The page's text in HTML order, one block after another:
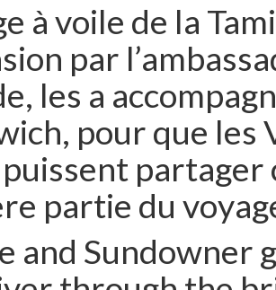
à voile de la
par
les a
pour que les
partie du